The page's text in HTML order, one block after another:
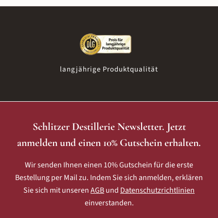
Destillat auf das Herzstück reduziert und bis zu zwei
möchte, ist bei einerBesichtigung oder einem
herzlich willkommen.
langjährige Produktqualität
Schlitzer Destillerie Newsletter. Jetzt
anmelden und einen 10% Gutschein erhalten.
Wir senden Ihnen einen 10% Gutschein für die erste
Bestellung per Mail zu. Indem Sie sich anmelden, erklären
Sie sich mit unserenAGBund Datenschutzrichtlinien
einverstanden.